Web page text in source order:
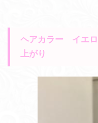
ヘアカラー イエ
上がり